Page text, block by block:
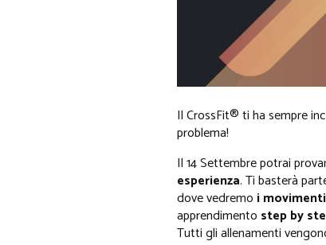
Il CrossFit® ti ha sempre
problema!
Il 14 Settembre potrai
esperienza. Ti basterà
dove vedremo i movimenti
apprendimento step by
​Tutti gli allenamenti